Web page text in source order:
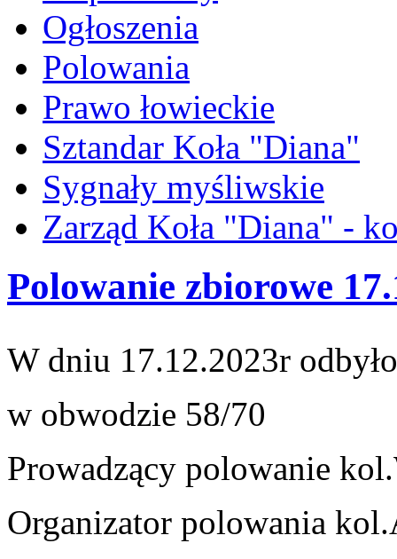
Ogłoszenia
Polowania
Prawo łowieckie
Sztandar Koła "Diana"
Sygnały myśliwskie
Zarząd Koła "Diana" -
Polowanie zbiorowe
W dniu 17.12.2023r
w obwodzie 58/70
Prowadzący polowanie
Organizator polowania